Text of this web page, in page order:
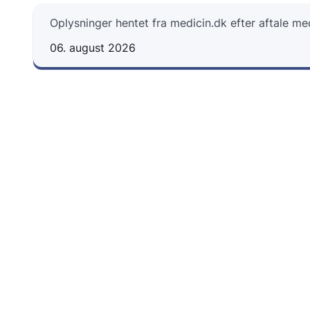
Oplysninger hentet fra medicin.dk efter aftale
06. august 2026